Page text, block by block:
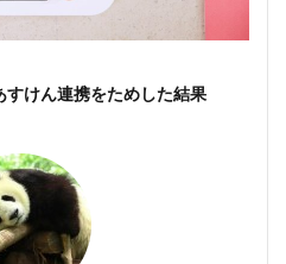
すけん連携をためした結果